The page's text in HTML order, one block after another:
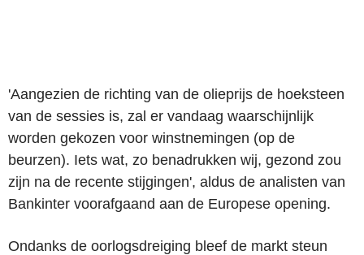
'Aangezien de richting van de olieprijs de hoeksteen
van de sessies is, zal er vandaag waarschijnlijk
worden gekozen voor winstnemingen (op de
beurzen). Iets wat, zo benadrukken wij, gezond zou
zijn na de recente stijgingen', aldus de analisten van
Bankinter voorafgaand aan de Europese opening.
Ondanks de oorlogsdreiging bleef de markt steun